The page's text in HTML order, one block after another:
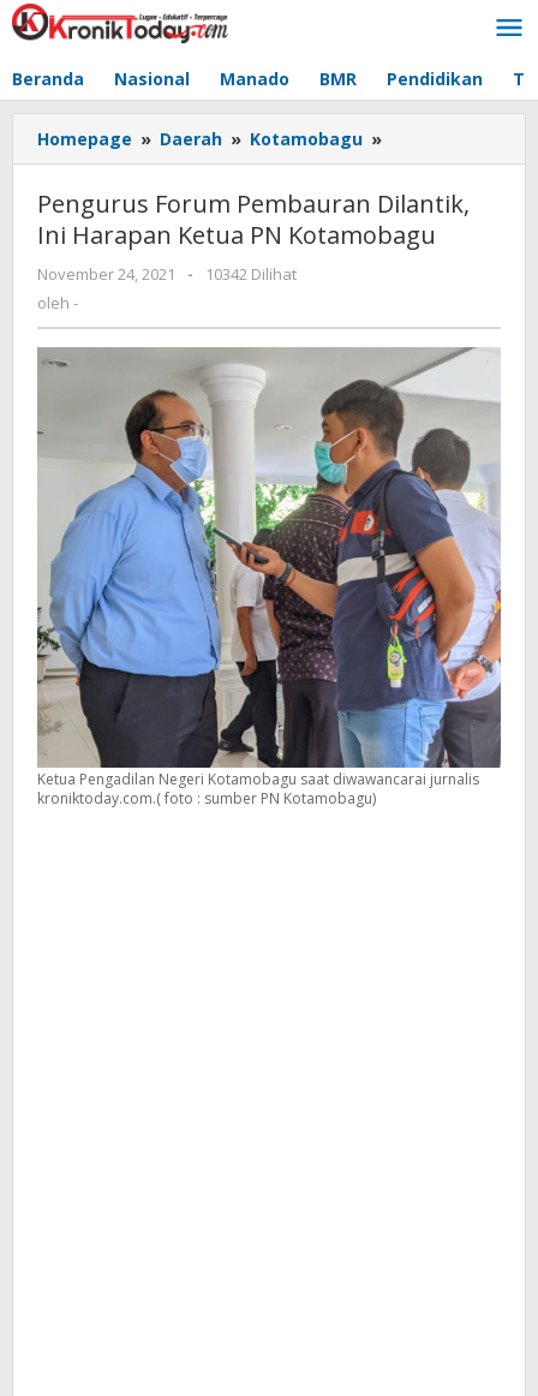
Lewati
ke
Beranda Nasional Manado BMR Pendidikan
Homepage » Daerah » Kotamobagu »
Forum
Pembauran
Dilantik,
Ini
Pengurus Forum Pembauran Dilantik,
Ini Harapan Ketua PN Kotamobagu
November 24, 2021
oleh
-
10342 Dilihat
oleh -
Ketua Pengadilan Negeri Kotamobagu saat diwawancarai jurnalis
kroniktoday.com.( foto : sumber PN Kotamobagu)